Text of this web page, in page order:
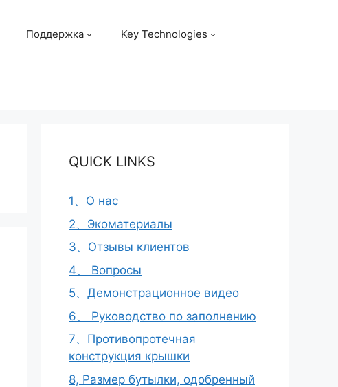
Поддержка Key Technologies
QUICK LINKS
1、О нас
2、Экоматериалы
3、Отзывы клиентов
4、 Вопросы
5、Демонстрационное видео
6、 Руководство по заполнению
7、Противопротечная
конструкция крышки
8, Размер бутылки, одобренный